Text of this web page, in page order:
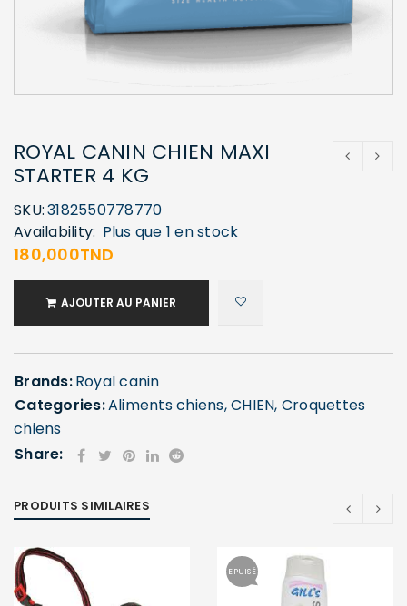
ROYAL CANIN CHIEN MAXI
STARTER 4 KG
SKU:3182550778770
Availability: Plus que 1 en stock
180,000TND
AJOUTER AU PANIER
Brands:Royal canin
Categories:Aliments chiens,CHIEN, Croquettes
chiens
Share:
PRODUITS SIMILAIRES
EPUISÉ